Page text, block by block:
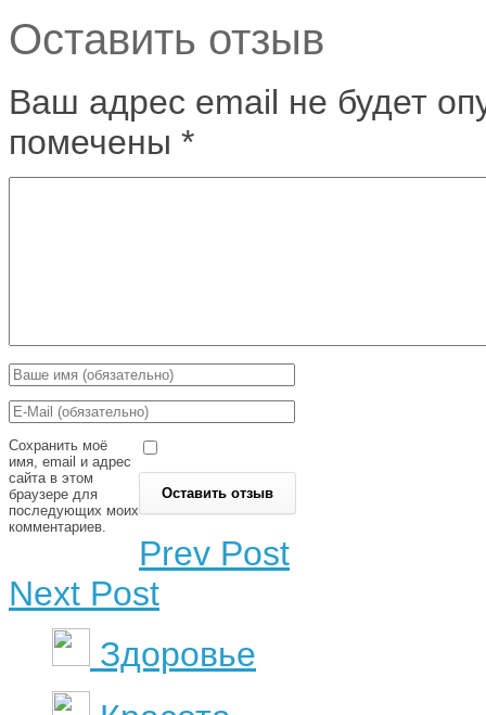
Оставить отзыв
Ваш адрес email не будет
помечены *
Сохранить моё
имя, email и адрес
сайта в этом
браузере для
последующих моих
комментариев.
Prev Post
Next Post
Здоровье